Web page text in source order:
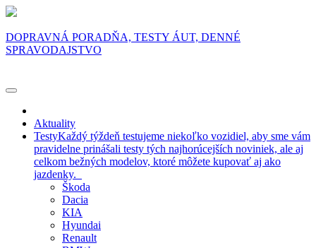
DOPRAVNÁ PORADŇA, TESTY ÁUT, DENNÉ
SPRAVODAJSTVO
Aktuality
TestyKaždý týždeň testujeme niekoľko vozidiel, aby sme vám
pravidelne prinášali testy tých najhorúcejších noviniek, ale aj
celkom bežných modelov, ktoré môžete kupovať aj ako
jazdenky.
Škoda
Dacia
KIA
Hyundai
Renault